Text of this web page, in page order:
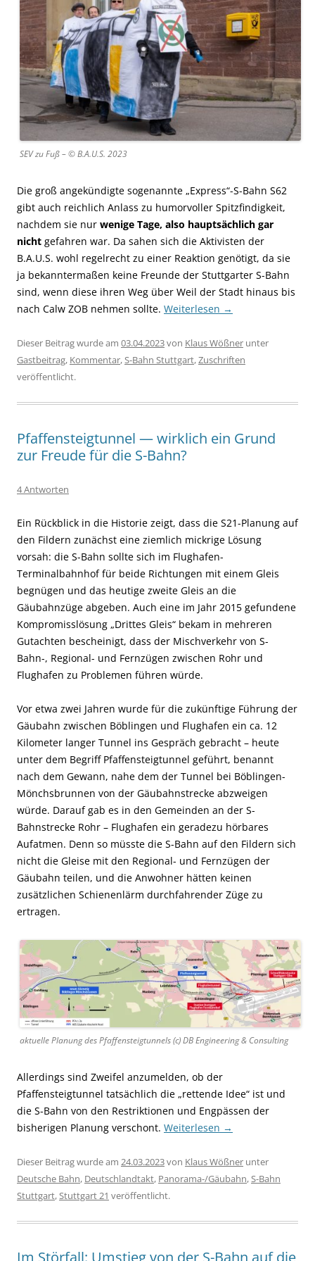
SEV zu Fuß – © B.A.U.S. 2023
Die groß angekündigte sogenannte „Express“-S-Bahn S62
gibt auch reichlich Anlass zu humorvoller Spitzfindigkeit,
nachdem sie nur wenige Tage, also hauptsächlich gar
nicht gefahren war. Da sahen sich die Aktivisten der
B.A.U.S. wohl regelrecht zu einer Reaktion genötigt, da sie
ja bekanntermaßen keine Freunde der Stuttgarter S-Bahn
sind, wenn diese ihren Weg über Weil der Stadt hinaus bis
nach Calw ZOB nehmen sollte. Weiterlesen →
Dieser Beitrag wurde am 03.04.2023von Klaus Wößner unter
Gastbeitrag, Kommentar,S-Bahn Stuttgart,Zuschriften
veröffentlicht.
Pfaffensteigtunnel — wirklich ein Grund
zur Freude für die S-Bahn?
4 Antworten
Ein Rückblick in die Historie zeigt, dass die S21-Planung auf
den Fildern zunächst eine ziemlich mickrige Lösung
vorsah: die S-Bahn sollte sich im Flughafen-
Terminalbahnhof für beide Richtungen mit einem Gleis
begnügen und das heutige zweite Gleis an die
Gäubahnzüge abgeben. Auch eine im Jahr 2015 gefundene
Kompromisslösung „Drittes Gleis“ bekam in mehreren
Gutachten bescheinigt, dass der Mischverkehr von S-
Bahn-, Regional- und Fernzügen zwischen Rohr und
Flughafen zu Problemen führen würde.
Vor etwa zwei Jahren wurde für die zukünftige Führung der
Gäubahn zwischen Böblingen und Flughafen ein ca. 12
Kilometer langer Tunnel ins Gespräch gebracht – heute
unter dem Begriff Pfaffensteigtunnel geführt, benannt
nach dem Gewann, nahe dem der Tunnel bei Böblingen-
Mönchsbrunnen von der Gäubahnstrecke abzweigen
würde. Darauf gab es in den Gemeinden an der S-
Bahnstrecke Rohr – Flughafen ein geradezu hörbares
Aufatmen. Denn so müsste die S-Bahn auf den Fildern sich
nicht die Gleise mit den Regional- und Fernzügen der
Gäubahn teilen, und die Anwohner hätten keinen
zusätzlichen Schienenlärm durchfahrender Züge zu
ertragen.
aktuelle Planung des Pfaffensteigtunnels (c) DB Engineering & Consulting
Allerdings sind Zweifel anzumelden, ob der
Pfaffensteigtunnel tatsächlich die „rettende Idee“ ist und
die S-Bahn von den Restriktionen und Engpässen der
bisherigen Planung verschont. Weiterlesen →
Dieser Beitrag wurde am 24.03.2023von Klaus Wößner unter
Deutsche Bahn, Deutschlandtakt, Panorama-/Gäubahn,S-Bahn
Stuttgart,Stuttgart 21 veröffentlicht.